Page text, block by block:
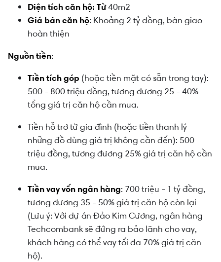
Diện tích căn hộ: Từ40m2
Giá bán căn hộ: Khoảng 2 tỷ đồng, bàn giao
hoàn thiện
Nguồn tiền:
Tiền tích góp (hoặc tiền mặt có sẵn trong tay):
500 - 800 triệu đồng, tương đương 25 - 40%
tổng giá trị căn hộ cần mua.
Tiền hỗ trợ từ gia đình (hoặc tiền thanh lý
những đồ dùng giá trị không cần đến): 500
triệu đồng, tương đương 25% giá trị căn hộ cần
mua.
Tiền vay vốn ngân hàng: 700 triệu - 1 tỷ đồng,
tương đương 35 - 50% giá trị căn hộ còn lại
(Lưu ý: Với dự án Đảo Kim Cương, ngân hàng
Techcombank sẽ đứng ra bảo lãnh cho vay,
khách hàng có thể vay tối đa 70% giá trị căn
hộ).